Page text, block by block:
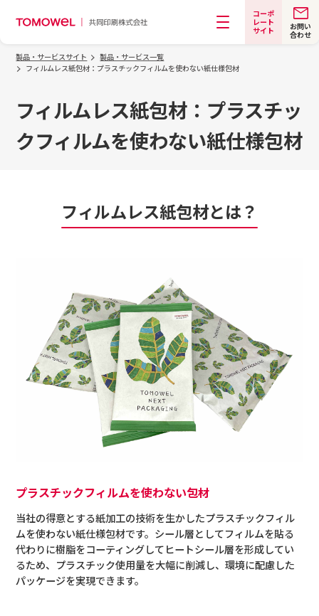
コーポ
レート
サイト
お問い
合わせ
製品・サービスサイト
製品・サービス一覧
フィルムレス紙包材：プラスチックフィルムを使わない紙仕様包材
フィルムレス紙包材：プラスチッ
クフィルムを使わない紙仕様包材
フィルムレス紙包材とは？
プラスチックフィルムを使わない包材
当社の得意とする紙加工の技術を生かしたプラスチックフィル
ムを使わない紙仕様包材です。シール層としてフィルムを貼る
代わりに樹脂をコーティングしてヒートシール層を形成してい
るため、プラスチック使用量を大幅に削減し、環境に配慮した
パッケージを実現できます。